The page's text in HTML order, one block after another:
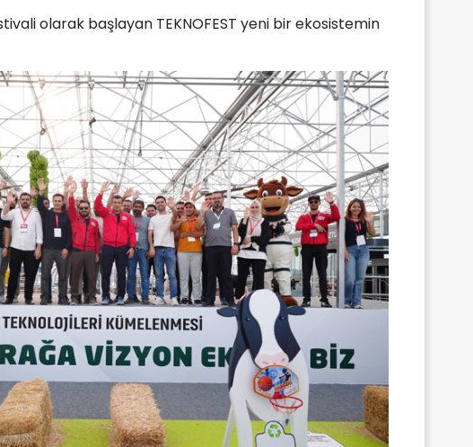
olarak başlayan TEKNOFEST yeni bir ekosistemin